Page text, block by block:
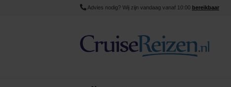
Advies nodig? Wij zijn vandaag vanaf 10:00 bereikbaar